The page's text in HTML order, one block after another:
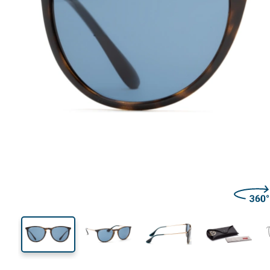
44 mm
Visina leće
54 mm
Širina leće